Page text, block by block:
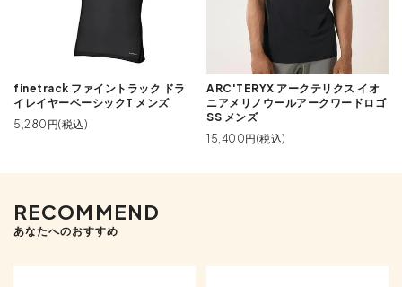
finetrack ファイントラック ドラ
イレイヤーベーシックT メンズ
5,280円(税込)
ARC'TERYX アークテリクス イオ
ニアメリノウールアークワードロゴ
SS メンズ
15,400円(税込)
RECOMMEND
あなたへのおすすめ